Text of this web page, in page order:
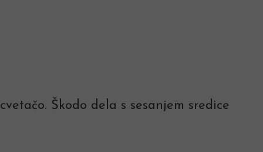
Škodo dela s sesanjem sredice